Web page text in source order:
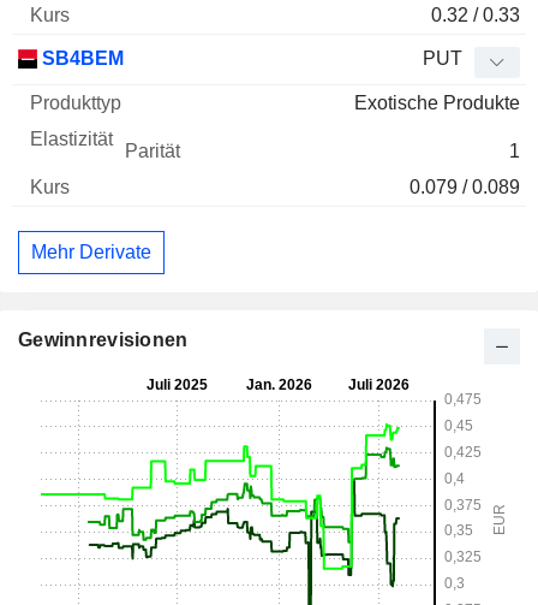
0.32 / 0.33
SB4BEM PUT
Exotische Produkte
1
0.079 / 0.089
Mehr Derivate
Gewinnrevisionen